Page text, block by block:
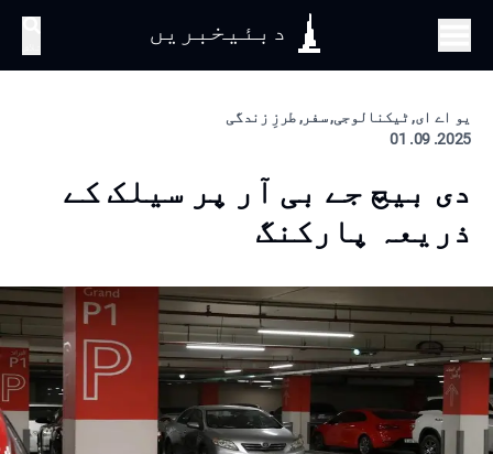
دبئیخبریں
یو اے ای, ٹیکنالوجی, سفر, طرزِ زندگی
2025. 09. 01
دی بیچ جے بی آر پر سیلک کے
ذریعہ پارکنگ